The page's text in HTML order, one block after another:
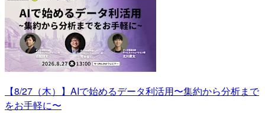
【8/27（木）】AIで始めるデータ利活用〜集約から分析まで
をお手軽に〜